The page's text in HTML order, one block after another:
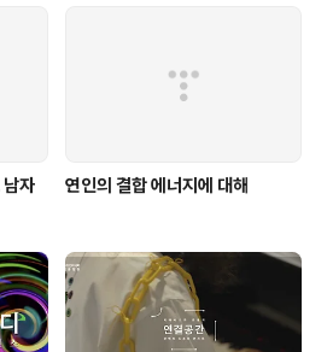
남자
연인의 결합 에너지에 대해